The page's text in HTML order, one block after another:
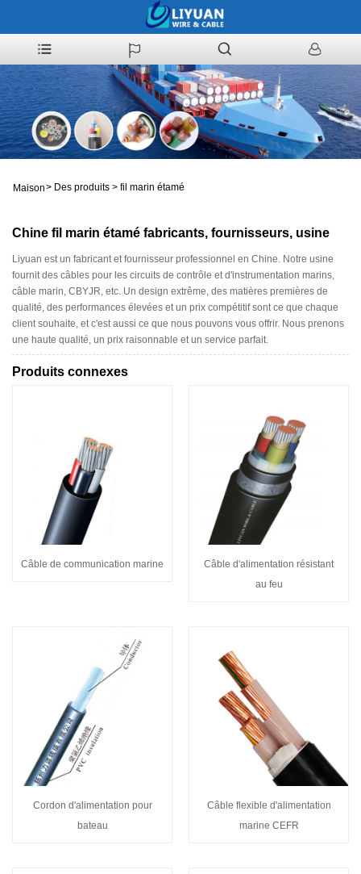
Maison> Des produits > fil marin étamé
Chine fil marin étamé fabricants, fournisseurs, usine
Liyuan est un fabricant et fournisseur professionnel en Chine. Notre usine
fournit des câbles pour les circuits de contrôle et d'instrumentation marins,
câble marin, CBYJR, etc. Un design extrême, des matières premières de
qualité, des performances élevées et un prix compétitif sont ce que chaque
client souhaite, et c'est aussi ce que nous pouvons vous offrir. Nous prenons
une haute qualité, un prix raisonnable et un service parfait.
Produits connexes
Câble de communication marine
Câble d'alimentation résistant
au feu
Cordon d'alimentation pour
bateau
Câble flexible d'alimentation
marine CEFR